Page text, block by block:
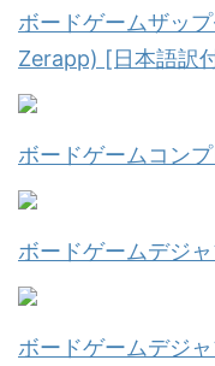
ボードゲームザッ
Zerapp) [日本語訳
ボードゲームコン
ボードゲームデジ
ボードゲームデジ